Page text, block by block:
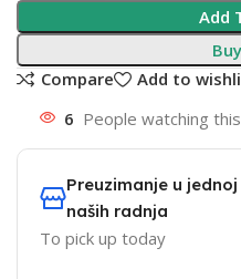
Add
Compare
Add to
6 People watching
Preuzimanje u
naših radnja
To pick up today